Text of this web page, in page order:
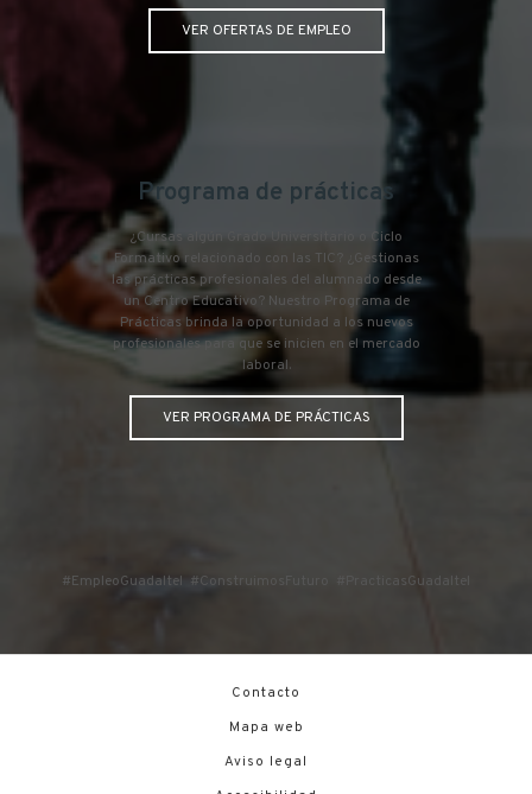
VER OFERTAS DE EMPLEO
Programa de prácticas
¿Cursas algún Grado Universitario o Ciclo
Formativo relacionado con las TIC? ¿Gestionas
las prácticas profesionales del alumnado desde
un Centro Educativo? Nuestro Programa de
Prácticas brinda la oportunidad a los nuevos
profesionales para que se inicien en el mercado
laboral.
VER PROGRAMA DE PRÁCTICAS
#EmpleoGuadaltel #ConstruimosFuturo #PracticasGuadaltel
Contacto
Mapa web
Aviso legal